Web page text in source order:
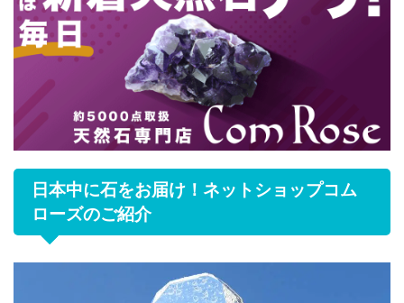
日本中に石をお届け！ネットショップコム
ローズのご紹介